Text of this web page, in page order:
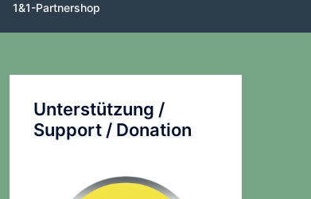
1&1-Partnershop
Unterstützung /
Support / Donation